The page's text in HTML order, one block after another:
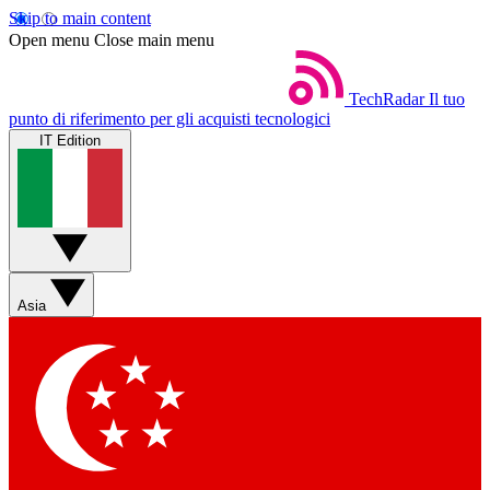
Skip to main content
Open menu Close main menu
TechRadar Il tuo
punto di riferimento per gli acquisti tecnologici
IT Edition
Asia